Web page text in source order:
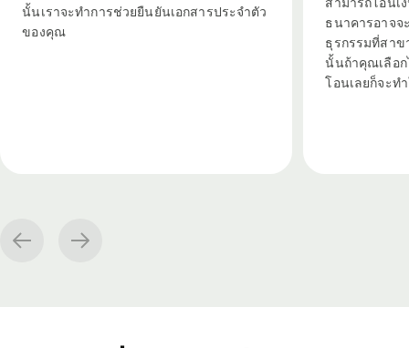
นั้นเราจะทำการช่วยยืนยันเอกสารประจำตัว
ของคุณ
ธนาคารอาจจ
ธุรกรรมที่สาข
นั้นถ้าคุณเลือก
โอนเลยก็จะท